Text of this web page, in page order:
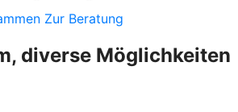
Zur Beratung
diverse Möglichkeiten